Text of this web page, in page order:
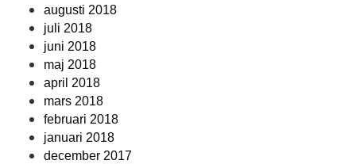
augusti 2018
juli 2018
juni 2018
maj 2018
april 2018
mars 2018
februari 2018
januari 2018
december 2017